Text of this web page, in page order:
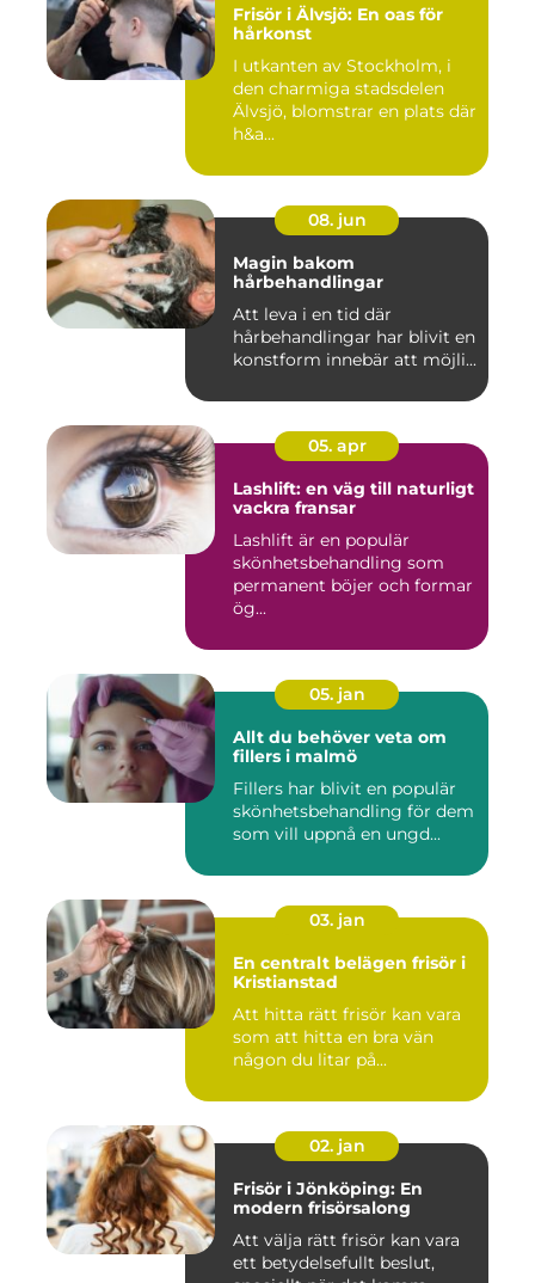
Frisör i Älvsjö: En oas för
hårkonst
I utkanten av Stockholm, i
den charmiga stadsdelen
Älvsjö, blomstrar en plats där
h&a...
08. jun
Magin bakom
hårbehandlingar
Att leva i en tid där
hårbehandlingar har blivit en
konstform innebär att möjli...
05. apr
Lashlift: en väg till naturligt
vackra fransar
Lashlift är en populär
skönhetsbehandling som
permanent böjer och formar
ög...
05. jan
Allt du behöver veta om
fillers i malmö
Fillers har blivit en populär
skönhetsbehandling för dem
som vill uppnå en ungd...
03. jan
En centralt belägen frisör i
Kristianstad
Att hitta rätt frisör kan vara
som att hitta en bra vän
någon du litar på...
02. jan
Frisör i Jönköping: En
modern frisörsalong
Att välja rätt frisör kan vara
ett betydelsefullt beslut,